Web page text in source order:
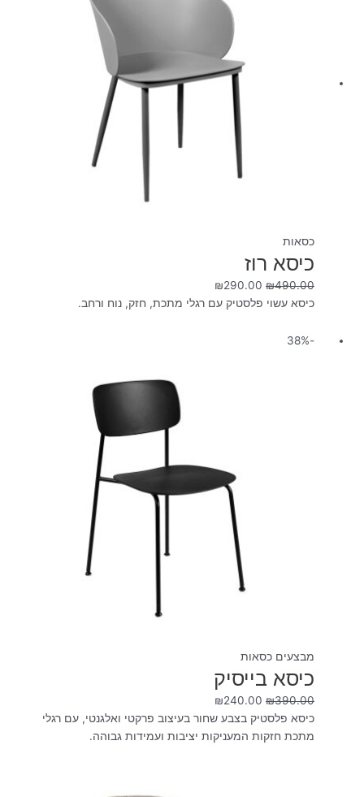
כסאות
כיסא רוז
₪490.00
₪290.00
כיסא עשוי פלסטיק עם רגלי מתכת, חזק, נוח ורחב.
-38%
מבצעים כסאות
כיסא בייסיק
₪390.00
₪240.00
₪240.00.
כיסא פלסטיק בצבע שחור בעיצוב פרקטי ואלגנטי, עם רגלי
מתכת חזקות המעניקות יציבות ועמידות גבוהה.